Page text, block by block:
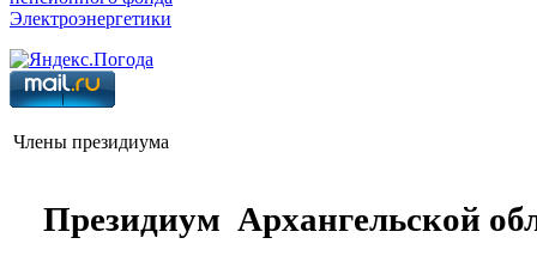
Члены президиума
Президиум Архангельской